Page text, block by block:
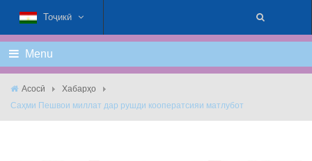
Тоҷикӣ
Menu
Асосӣ
Хабарҳо
Саҳми Пешвои миллат дар рушди кооператсияи матлубот